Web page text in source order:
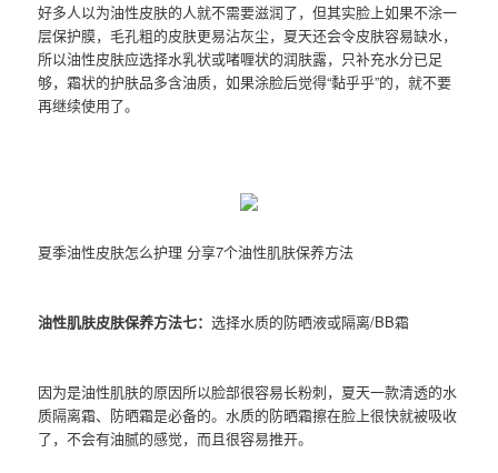
好多人以为油性皮肤的人就不需要滋润了，但其实脸上如果不涂一
层保护膜，毛孔粗的皮肤更易沾灰尘，夏天还会令皮肤容易缺水，
所以油性皮肤应选择水乳状或啫喱状的润肤露，只补充水分已足
够，霜状的护肤品多含油质，如果涂脸后觉得“黏乎乎”的，就不要
再继续使用了。
夏季油性皮肤怎么护理 分享7个油性肌肤保养方法
油性肌肤皮肤保养方法七：选择水质的防晒液或隔离/BB霜
因为是油性肌肤的原因所以脸部很容易长粉刺，夏天一款清透的水
质隔离霜、防晒霜是必备的。水质的防晒霜擦在脸上很快就被吸收
了，不会有油腻的感觉，而且很容易推开。